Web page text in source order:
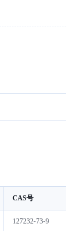
CAS号
127232-73-9